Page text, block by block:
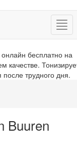
бесплатно на
качестве.
трудного дня.
Buuren